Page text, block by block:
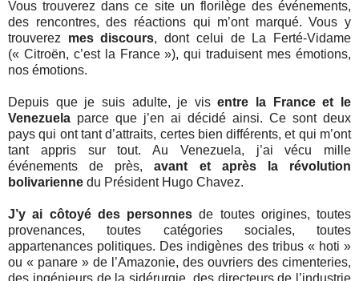
Vous trouverez dans ce site un florilège des événements,
des rencontres, des réactions qui m’ont marqué. Vous y
trouverez mes discours, dont celui de La Ferté-Vidame
(« Citroën, c’est la France »), qui traduisent mes émotions,
nos émotions.
Depuis que je suis adulte, je visentre la France et le
Venezuela parce que j’en ai décidé ainsi. Ce sont deux
pays qui ont tant d’attraits, certes bien différents, et qui m’ont
tant appris sur tout. Au Venezuela, j’ai vécu mille
événements de près,avant et après la révolution
bolivarienne du Président Hugo Chavez.
J’y ai côtoyé des personnes de toutes origines, toutes
provenances, toutes catégories sociales, toutes
appartenances politiques. Des indigènes des tribus « hoti »
ou « panare » de l’Amazonie, des ouvriers des cimenteries,